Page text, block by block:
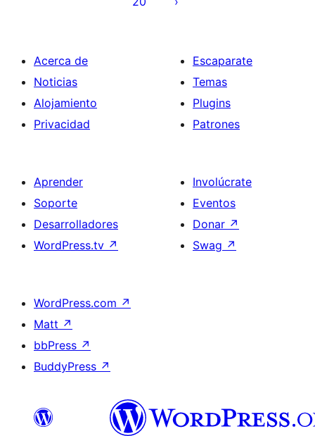
Acerca de
Noticias
Alojamiento
Privacidad
Escaparate
Temas
Plugins
Patrones
Aprender
Soporte
Desarrolladores
WordPress.tv ↗
Involúcrate
Eventos
Donar ↗
Swag ↗
WordPress.com ↗
Matt ↗
bbPress ↗
BuddyPress ↗